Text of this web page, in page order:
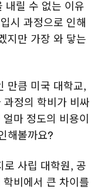
내릴 수 없는 이유
시 과정으로 인해
지만 가장 와 닿는
만큼 미국 대학교,
정의 학비가 비싸
마 정도의 비용이
해볼까요?
로 사립 대학원, 공
비에서 큰 차이를